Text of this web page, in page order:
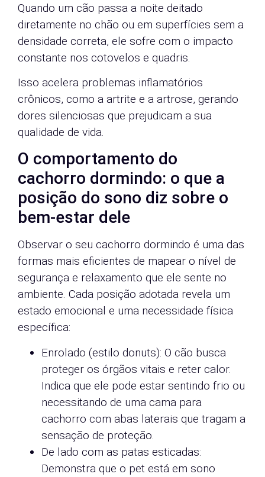
Quando um cão passa a noite deitado
diretamente no chão ou em superfícies sem a
densidade correta, ele sofre com o impacto
constante nos cotovelos e quadris.
Isso acelera problemas inflamatórios
crônicos, como a artrite e a artrose, gerando
dores silenciosas que prejudicam a sua
qualidade de vida.
O comportamento do
cachorro dormindo: o que a
posição do sono diz sobre o
bem-estar dele
Observar o seu cachorro dormindo é uma das
formas mais eficientes de mapear o nível de
segurança e relaxamento que ele sente no
ambiente. Cada posição adotada revela um
estado emocional e uma necessidade física
específica:
Enrolado (estilo donuts): O cão busca
proteger os órgãos vitais e reter calor.
Indica que ele pode estar sentindo frio ou
necessitando de uma cama para
cachorro com abas laterais que tragam a
sensação de proteção.
De lado com as patas esticadas:
Demonstra que o pet está em sono